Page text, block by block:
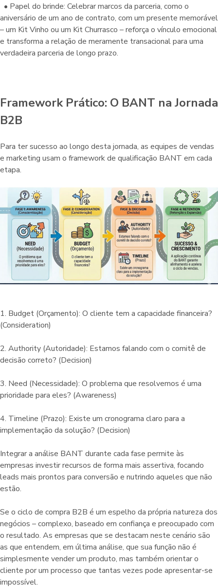
• Papel do brinde: Celebrar marcos da parceria, como o
aniversário de um ano de contrato, com um presente memorável
– um Kit Vinho ou um Kit Churrasco – reforça o vínculo emocional
e transforma a relação de meramente transacional para uma
verdadeira parceria de longo prazo.
Framework Prático: O BANT na Jornada
B2B
Para ter sucesso ao longo desta jornada, as equipes de vendas
e marketing usam o framework de qualificação BANT em cada
etapa.
1. Budget (Orçamento): O cliente tem a capacidade financeira?
(Consideration)
2. Authority (Autoridade): Estamos falando com o comitê de
decisão correto? (Decision)
3. Need (Necessidade): O problema que resolvemos é uma
prioridade para eles? (Awareness)
4. Timeline (Prazo): Existe um cronograma claro para a
implementação da solução? (Decision)
Integrar a análise BANT durante cada fase permite às
empresas investir recursos de forma mais assertiva, focando
leads mais prontos para conversão e nutrindo aqueles que não
estão.
Se o ciclo de compra B2B é um espelho da própria natureza dos
negócios – complexo, baseado em confiança e preocupado com
o resultado. As empresas que se destacam neste cenário são
as que entendem, em última análise, que sua função não é
simplesmente vender um produto, mas também orientar o
cliente por um processo que tantas vezes pode apresentar-se
impossível.